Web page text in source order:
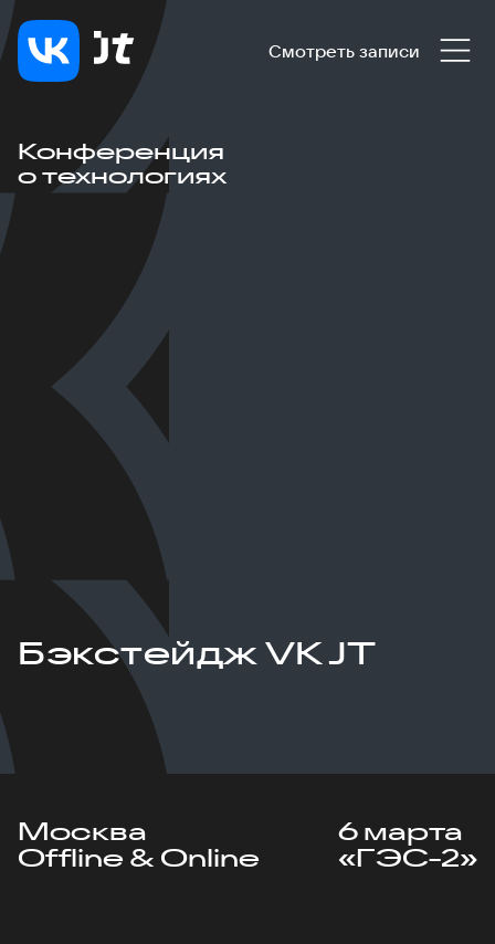
Смотреть записи
Конференция
о технологиях
Бэкстейдж VK JT
Москва
Offline & Online
6 марта
«ГЭС-2»